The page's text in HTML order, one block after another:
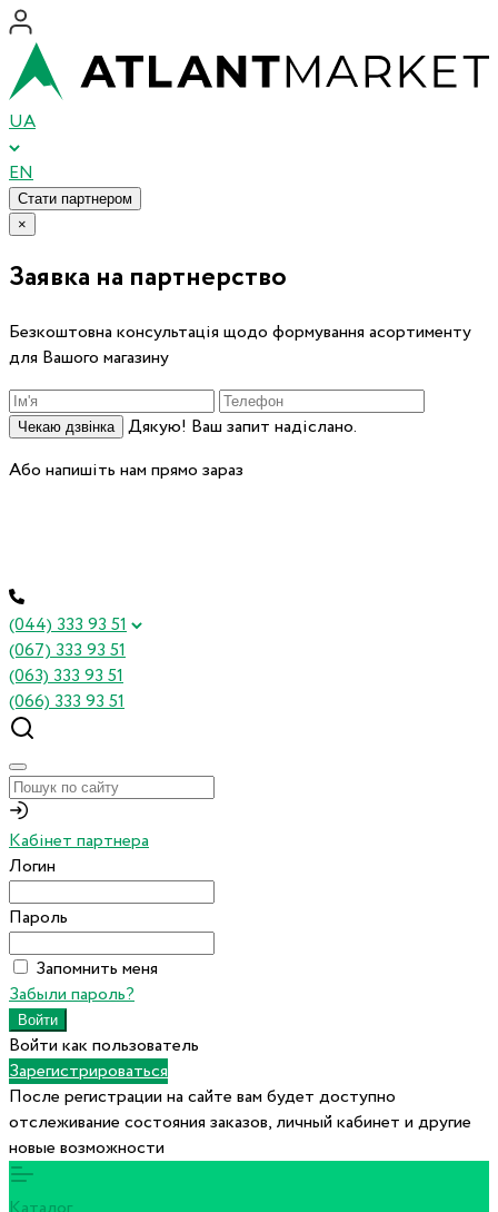
UA
EN
Стати партнером
×
Заявка на партнерство
Безкоштовна консультація щодо формування асортименту
для Вашого магазину
Чекаю дзвінка
Дякую! Ваш запит надіслано.
Або напишіть нам прямо зараз
(044) 333 93 51
(067) 333 93 51
(063) 333 93 51
(066) 333 93 51
Кабінет партнера
Логин
Пароль
Запомнить меня
Забыли пароль?
Войти как пользователь
Зарегистрироваться
После регистрации на сайте вам будет доступно
отслеживание состояния заказов, личный кабинет и другие
новые возможности